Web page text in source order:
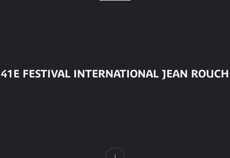
41E FESTIVAL INTERNATIONAL JEAN ROUCH